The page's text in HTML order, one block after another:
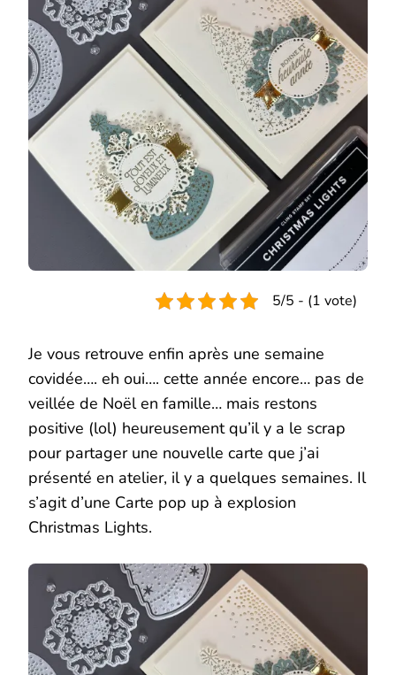
CHRISTMAS
LIGHTS
5/5 - (1 vote)
Je vous retrouve enfin après une semaine
covidée…. eh oui…. cette année encore… pas de
veillée de Noël en famille… mais restons
positive (lol) heureusement qu’il y a le scrap
pour partager une nouvelle carte que j’ai
présenté en atelier, il y a quelques semaines. Il
s’agit d’une Carte pop up à explosion
Christmas Lights.